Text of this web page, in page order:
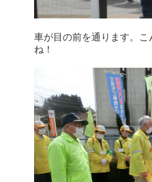
車が目の前を通ります。
ね！